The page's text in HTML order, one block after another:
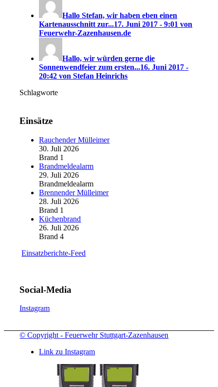
Hallo Stefan, wir haben eben einen
Kartenausschnitt zur...17. Juni 2017 - 9:01 von
Feuerwehr-Zazenhausen.de
Hallo, wir würden gerne die
Sonnenwendfeier zum ersten...16. Juni 2017 -
20:42 von Stefan Heinrichs
Schlagworte
Einsätze
Rauchender Mülleimer
30. Juli 2026
Brand 1
Brandmeldealarm
29. Juli 2026
Brandmeldealarm
Brennender Mülleimer
28. Juli 2026
Brand 1
Küchenbrand
26. Juli 2026
Brand 4
Einsatzberichte-Feed
Social-Media
Instagram
© Copyright - Feuerwehr Stuttgart-Zazenhausen
Link zu Instagram